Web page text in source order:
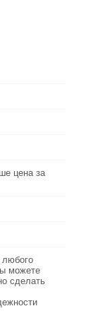
цена за
любого
можете
сделать
Цена золота:
Описание: